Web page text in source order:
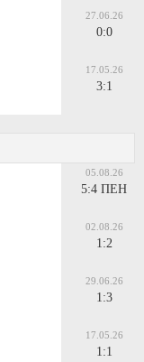
27.06.26
0:0
17.05.26
3:1
05.08.26
5:4 ПЕН
02.08.26
1:2
29.06.26
1:3
17.05.26
1:1